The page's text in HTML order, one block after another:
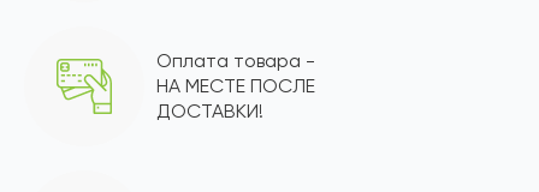
Оплата товара -
НА МЕСТЕ ПОСЛЕ
ДОСТАВКИ!